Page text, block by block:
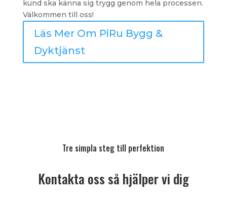
kund ska känna sig trygg genom hela processen.
Välkommen till oss!
Läs Mer Om PiRu Bygg &
Dyktjänst
Tre simpla steg till perfektion
Kontakta oss så hjälper vi dig